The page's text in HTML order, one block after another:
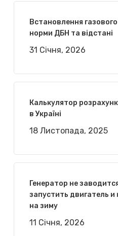
Встановлення
норми ДБН та відстані
31 Січня, 2026
Калькулятор
в Україні
18 Листопада, 2025
Генератор не
запустить двигатель
на зиму
11 Січня, 2026